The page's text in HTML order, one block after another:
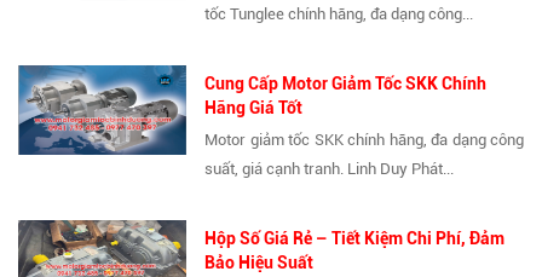
tốc Tunglee chính hãng, đa dạng công...
Cung Cấp Motor Giảm Tốc SKK Chính
Hãng Giá Tốt
Motor giảm tốc SKK chính hãng, đa dạng công
suất, giá cạnh tranh. Linh Duy Phát...
Hộp Số Giá Rẻ – Tiết Kiệm Chi Phí, Đảm
Bảo Hiệu Suất